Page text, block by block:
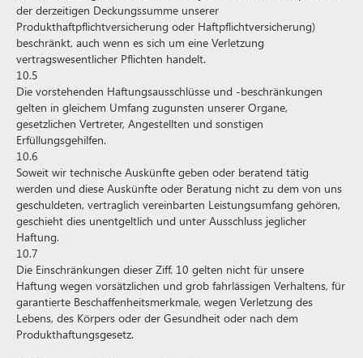
der derzeitigen Deckungssumme unserer
Produkthaftpflichtversicherung oder Haftpflichtversicherung)
beschränkt, auch wenn es sich um eine Verletzung
vertragswesentlicher Pflichten handelt.
10.5
Die vorstehenden Haftungsausschlüsse und -beschränkungen
gelten in gleichem Umfang zugunsten unserer Organe,
gesetzlichen Vertreter, Angestellten und sonstigen
Erfüllungsgehilfen.
10.6
Soweit wir technische Auskünfte geben oder beratend tätig
werden und diese Auskünfte oder Beratung nicht zu dem von uns
geschuldeten, vertraglich vereinbarten Leistungsumfang gehören,
geschieht dies unentgeltlich und unter Ausschluss jeglicher
Haftung.
10.7
Die Einschränkungen dieser Ziff. 10 gelten nicht für unsere
Haftung wegen vorsätzlichen und grob fahrlässigen Verhaltens, für
garantierte Beschaffenheitsmerkmale, wegen Verletzung des
Lebens, des Körpers oder der Gesundheit oder nach dem
Produkthaftungsgesetz.